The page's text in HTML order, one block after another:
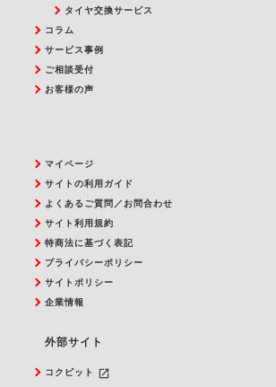
タイヤ交換サービス
コラム
サービス事例
ご相談受付
お客様の声
マイページ
サイトの利用ガイド
よくあるご質問／お問合わせ
サイト利用規約
特商法に基づく表記
プライバシーポリシー
サイトポリシー
企業情報
外部サイト
コクピット
launch